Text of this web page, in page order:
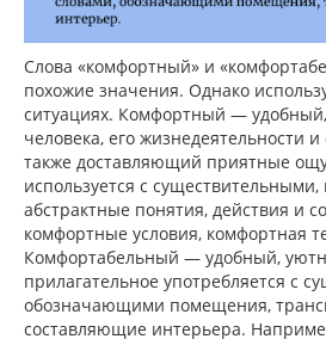
Слова «комфортный» и
похожие значения. Однако
ситуациях. Комфортный —
человека, его жизнедеятельности
также доставляющий приятные
используется с
абстрактные понятия, действия и
комфортные условия, комфортная
Комфортабельный — удобный,
прилагательное употребляется с
обозначающими помещения,
составляющие интерьера.